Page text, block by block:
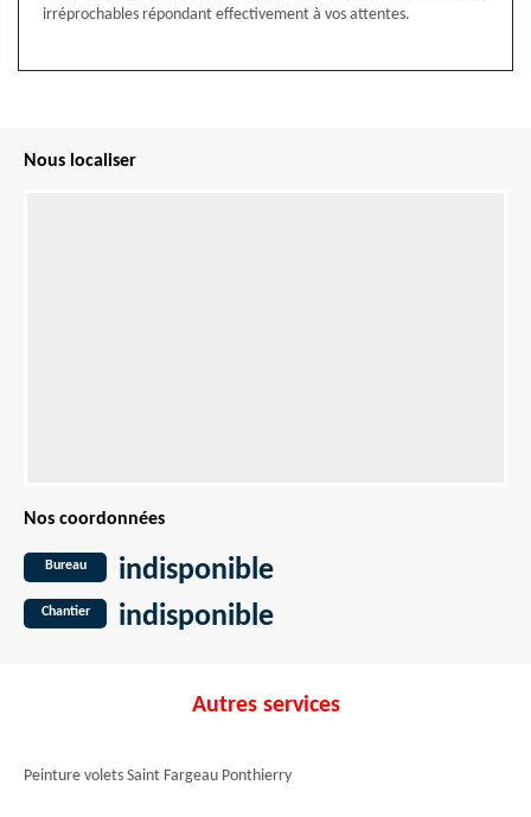
irréprochables répondant effectivement à vos attentes.
Nous localiser
Nos coordonnées
Bureau indisponible
Chantier indisponible
Autres services
Peinture volets Saint Fargeau Ponthierry